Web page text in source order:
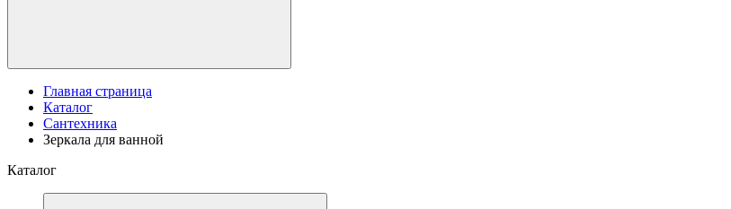
Главная страница
Каталог
Сантехника
Зеркала для ванной
Каталог